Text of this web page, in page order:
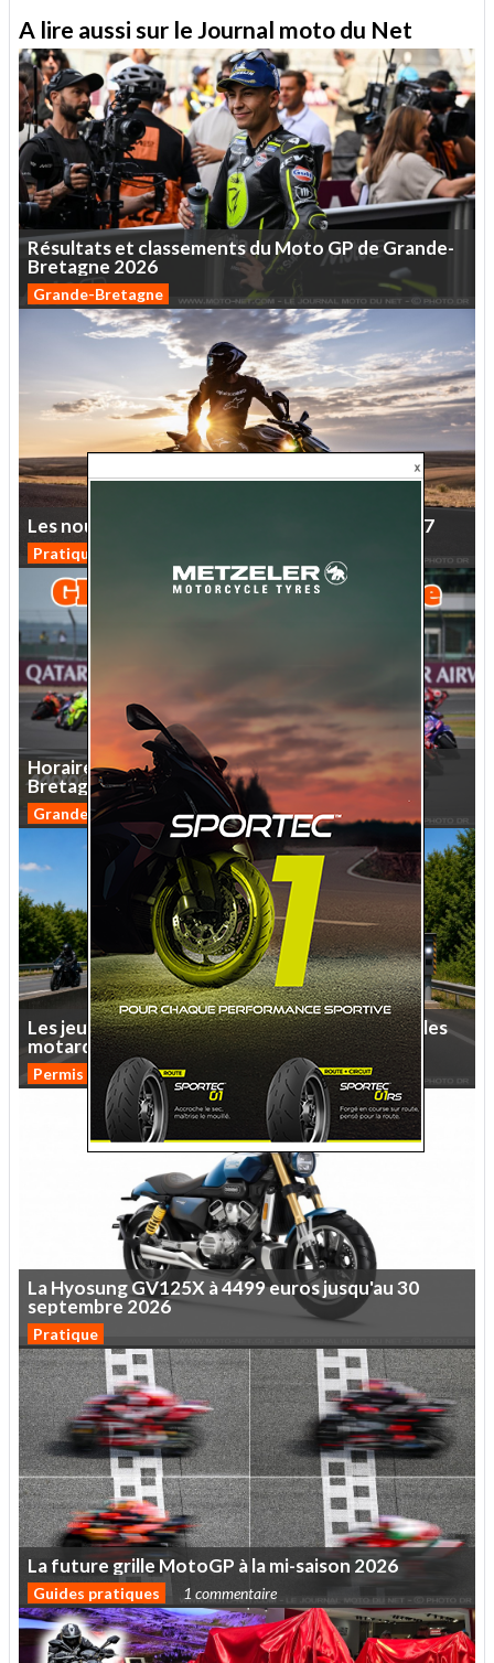
A lire aussi sur le Journal moto du Net
Résultatset classementsdu MotoGP deGrande-
Bretagne 2026
Grande-Bretagne
Lesnouveaux 2027
Pratique
HorairesetenjeuxduMotoGP deGrande-
Bretagne2026
Grande-Bretagne 1 commentaire
Lesjeunespermisautobientôtbridéscommeles
motardsA2?
Permis moto 1 commentaire
LaHyosungGV125X à4499eurosjusqu'au30
septembre2026
Pratique
Lafuturegrille MotoGP àlami-saison 2026
Guides pratiques 1 commentaire